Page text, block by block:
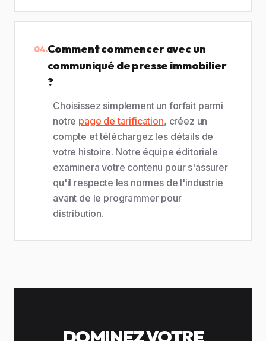
04.Comment commencer avec un
communiqué de presse immobilier
?
Choisissez simplement un forfait parmi
notre page de tarification, créez un
compte et téléchargez les détails de
votre histoire. Notre équipe éditoriale
examinera votre contenu pour s'assurer
qu'il respecte les normes de l'industrie
avant de le programmer pour
distribution.